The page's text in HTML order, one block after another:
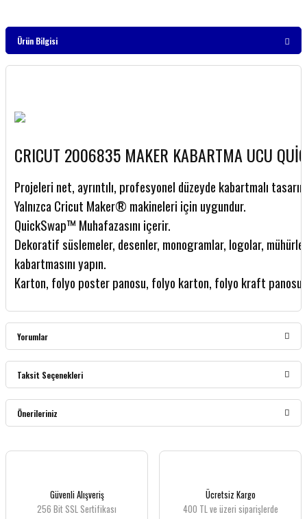
Ürün Bilgisi
CRICUT 2006835 MAKER KABARTMA UCU
Projeleri net, ayrıntılı, profesyonel düzeyde kabartmalı
Yalnızca Cricut Maker® makineleri için uygundur.
QuickSwap™ Muhafazasını içerir.
Dekoratif süslemeler, desenler, monogramlar, logolar,
kabartmasını yapın.
Karton, folyo poster panosu, folyo karton, folyo kraft
Yorumlar
Bu ürüne ilk yorumu siz yapın!
Taksit Seçenekleri
Önerileriniz
Bu ürünün fiyat bilgisi, resim, ürün açıklamalarında ve diğer konularda yetersiz
Ürün resmi kalitesiz, bozuk veya görüntülenemiyor.
Güvenli Alışveriş
256 Bit SSL Sertifikası
Ücretsiz Kargo
400 TL ve üzeri siparişlerde